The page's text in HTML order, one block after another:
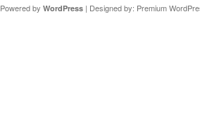
Powered by WordPress| Designed by: Premium